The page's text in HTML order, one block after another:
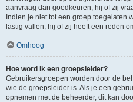
aanvraag dan goedkeuren, hij of zij
Indien je niet tot een groep toegelaten
lastig vallen, hij of zij heeft een reden
Omhoog
Hoe word ik een groepsleider?
Gebruikersgroepen worden door de
wie de groepsleider is. Als je een
opnemen met de beheerder, dit kan